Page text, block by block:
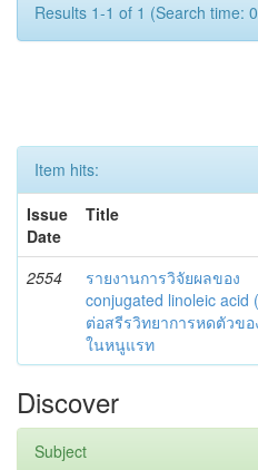
Results 1-1 of 1 (Search time:
Item hits:
Issue
Date
Title
2554
รายงานการวิจัยผลของ
conjugated linoleic acid
ต่อสรีรวิทยาการหดตัวขอ
ในหนูแรท
Discover
Subject